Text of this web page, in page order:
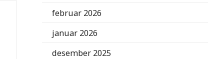
februar 2026
januar 2026
desember 2025